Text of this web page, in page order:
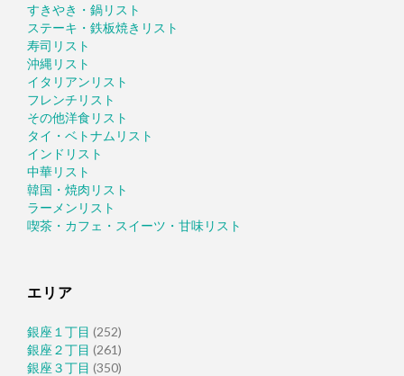
すきやき・鍋リスト
ステーキ・鉄板焼きリスト
寿司リスト
沖縄リスト
イタリアンリスト
フレンチリスト
その他洋食リスト
タイ・ベトナムリスト
インドリスト
中華リスト
韓国・焼肉リスト
ラーメンリスト
喫茶・カフェ・スイーツ・甘味リスト
エリア
銀座１丁目 (252)
銀座２丁目 (261)
銀座３丁目 (350)